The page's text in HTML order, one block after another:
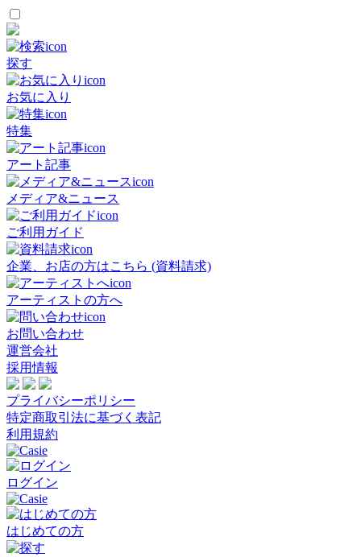
探す
お気に入り
特集
アート記事
メディア&ニュース
ご利用ガイド
企業、お店の方はこちら (資料請求)
アーティストの方へ
お問い合わせ
運営会社
採用情報
プライバシーポリシー
特定商取引法に基づく表記
利用規約
ログイン
はじめての方